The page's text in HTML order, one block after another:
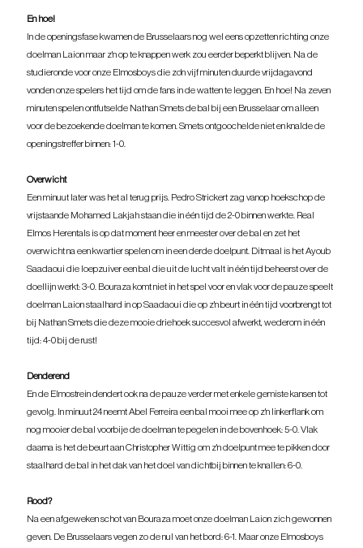
En hoe!
In de openingsfase kwamen de Brusselaars nog wel eens opzetten richting onze
doelman Laion maar z'n op te knappen werk zou eerder beperkt blijven. Na de
studieronde voor onze Elmosboys die zo'n vijf minuten duurde vrijdagavond
vonden onze spelers het tijd om de fans in de watten te leggen. En hoe! Na zeven
minuten spelen ontfutselde Nathan Smets de bal bij een Brusselaar om alleen
voor de bezoekende doelman te komen. Smets ontgoochelde niet en knalde de
openingstreffer binnen: 1-0.
Overwicht
Een minuut later was het al terug prijs. Pedro Strickert zag vanop hoekschop de
vrijstaande Mohamed Lakjah staan die in één tijd de 2-0 binnen werkte. Real
Elmos Herentals is op dat moment heer en meester over de bal en zet het
overwicht na een kwartier spelen om in een derde doelpunt. Ditmaal is het Ayoub
Saadaoui die loepzuiver een bal die uit de lucht valt in één tijd beheerst over de
doellijn werkt: 3-0. Bouraza komt niet in het spel voor en vlak voor de pauze speelt
doelman Laion staalhard in op Saadaoui die op z'n beurt in één tijd voorbrengt tot
bij Nathan Smets die deze mooie driehoek succesvol afwerkt, wederom in één
tijd: 4-0 bij de rust!
Denderend
En de Elmostrein dendert ook na de pauze verder met enkele gemiste kansen tot
gevolg. In minuut 24 neemt Abel Ferreira een bal mooi mee op z'n linkerflank om
nog mooier de bal voorbije de doelman te pegelen in de bovenhoek: 5-0. Vlak
daarna is het de beurt aan Christopher Wittig om z'n doelpunt mee te pikken door
staalhard de bal in het dak van het doel van dichtbij binnen te knallen: 6-0.
Rood?
Na een afgeweken schot van Bouraza moet onze doelman Laion zich gewonnen
geven. De Brusselaars vegen zo de nul van het bord: 6-1. Maar onze Elmosboys